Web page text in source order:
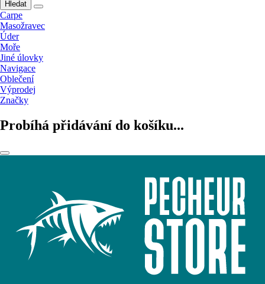
Hledat
Carpe
Masožravec
Úder
Moře
Jiné úlovky
Navigace
Oblečení
Výprodej
Značky
Probíhá přidávání do košíku...